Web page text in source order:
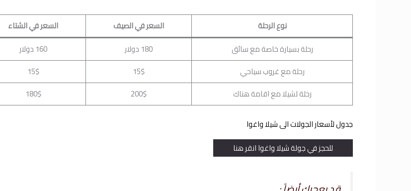
نوع الرحلة السعر في الصيف
السعر في الشتاء
رحلة بسيارة خاصة مع سائق
180 دولار
160 دولار
رحلة مع غروب سياحي
15$
15$
رحلة لشيلا مع اقامة هناك
200$
180$
جدول لأسعار الجولات الى شيلا واغوا
للحجز في جولة شيلا واغوا انقر هنا